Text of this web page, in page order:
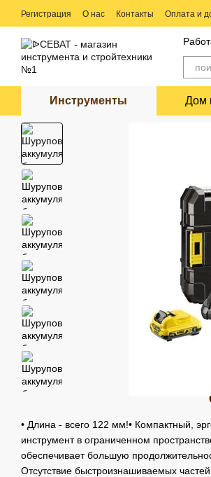
Перейти к основному контенту
Регистрация О нас Контакты Оплата и
Ремонт электро и бензо инструмента
Инструменты Дом
• Длина - всего 122 мм!• Компактный,
инструмент в ограниченном
обеспечивает большую
Отсутствие быстроизнашиваемых